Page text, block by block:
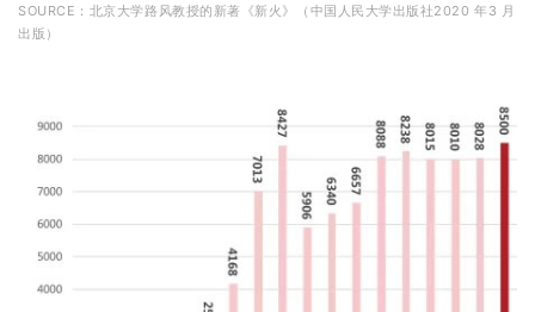
SOURCE：北京大学路风教授的新著《新火》（中国人民大学出版社2020 年3 月
出版）